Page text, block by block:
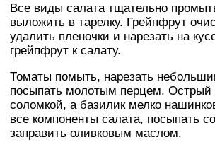
Все виды салата тщательно
выложить в тарелку. Грейпфрут
удалить пленочки и нарезать на
грейпфрут к салату.
Томаты помыть, нарезать
посыпать молотым перцем. Острый
соломкой, а базилик мелко
все компоненты салата, посыпать
заправить оливковым маслом.